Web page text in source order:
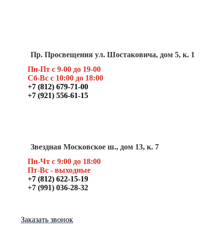
Пр. Просвещения ул. Шостаковича, дом 5, к. 1
Пн-Пт с 9-00 до 19-00
Сб-Вс с 10:00 до 18:00
+7 (812) 679-71-00
+7 (921) 556-61-15
Звездная Московское ш., дом 13, к. 7
Пн-Чт с 9:00 до 18:00
Пт-Вс - выходные
+7 (812) 622-15-19
+7 (991) 036-28-32
Заказать звонок